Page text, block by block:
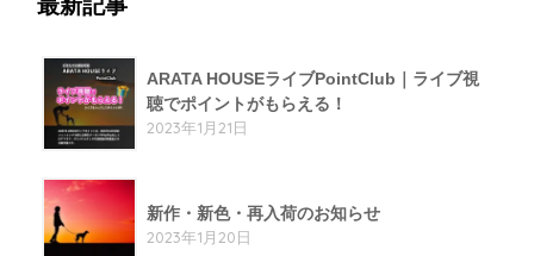
ARATA HOUSEライブPointClub｜ライブ視
聴でポイントがもらえる！
2023年1月21日
新作・新色・再入荷のお知らせ
2023年1月20日